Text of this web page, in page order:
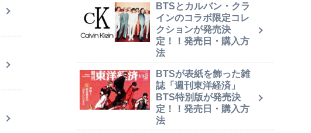
BTSとカルバン・クラ
インのコラボ限定コレ
クションが発売決
定！！発売日・購入方
法
BTSが表紙を飾った雑
誌「週刊東洋経済」
BTS特別版が発売決
定！！発売日・購入方
法